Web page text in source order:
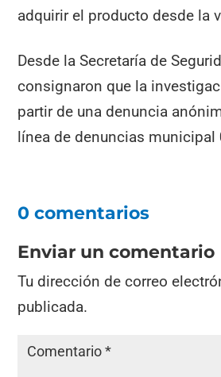
adquirir el producto desde la
Desde la Secretaría de
consignaron que la
partir de una denuncia
línea de denuncias municipal
0 comentarios
Enviar un comentario
Tu dirección de correo
publicada.